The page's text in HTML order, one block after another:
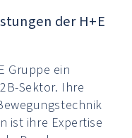
der H+E
Gruppe ein
Sektor. Ihre
ist ihre Expertise